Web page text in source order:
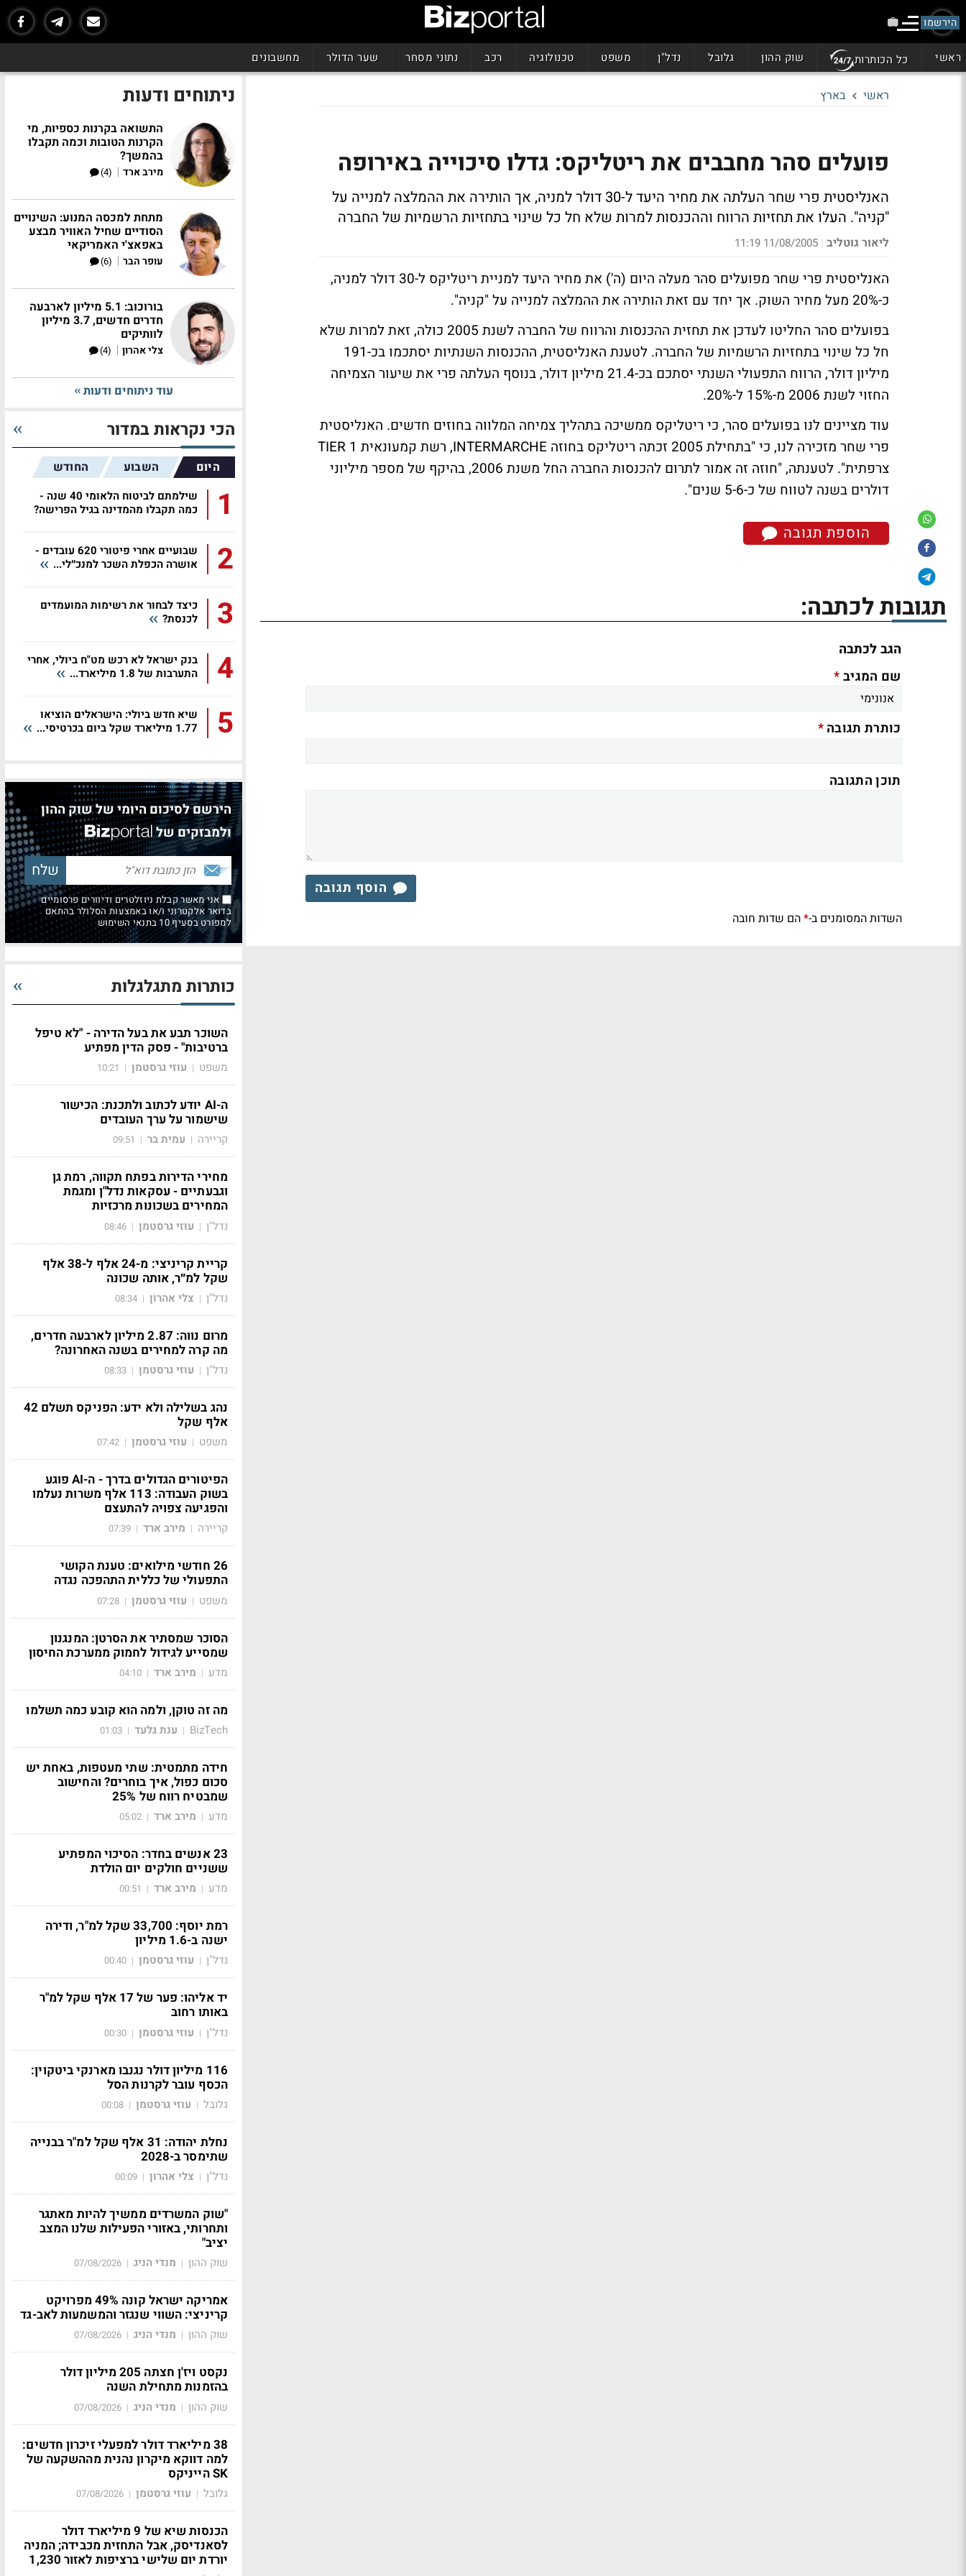
הירשמו
ראשי כל הכותרות שוק ההון גלובל נדל"ן משפט טכנולוגיה רכב נתוני מסחר שער הדולר מחשבונים
ראשי בארץ
פועלים סהר מחבבים את ריטליקס: גדלו סיכוייה באירופה
האנליסטית פרי שחר העלתה את מחיר היעד ל-30 דולר למניה, אך הותירה את ההמלצה למנייה על
"קניה". העלו את תחזיות הרווח וההכנסות למרות שלא חל כל שינוי בתחזיות הרשמיות של החברה
ליאור גוטליב |
11/08/2005 11:19
האנליסטית פרי שחר מפועלים סהר מעלה היום (ה') את מחיר היעד למניית ריטליקס ל-30 דולר למניה,
כ-20% מעל מחיר השוק. אך יחד עם זאת הותירה את ההמלצה למנייה על "קניה".
בפועלים סהר החליטו לעדכן את תחזית ההכנסות והרווח של החברה לשנת 2005 כולה, זאת למרות שלא
חל כל שינוי בתחזיות הרשמיות של החברה. לטענת האנליסטית, ההכנסות השנתיות יסתכמו בכ-191
מיליון דולר, הרווח התפעולי השנתי יסתכם בכ-21.4 מיליון דולר, בנוסף העלתה פרי את שיעור הצמיחה
החזוי לשנת 2006 מ-15% ל-20%.
עוד מציינים לנו בפועלים סהר, כי ריטליקס ממשיכה בתהליך צמיחה המלווה בחוזים חדשים. האנליסטית
פרי שחר מזכירה לנו, כי "בתחילת 2005 זכתה ריטליקס בחוזה INTERMARCHE, רשת קמעונאית TIER 1
צרפתית". לטענתה, "חוזה זה אמור לתרום להכנסות החברה החל משנת 2006, בהיקף של מספר מיליוני
דולרים בשנה לטווח של כ-5-6 שנים".
הוספת תגובה
תגובות לכתבה:
הגב לכתבה
שם המגיב*
כותרת תגובה*
תוכן התגובה
הוסף תגובה
השדות המסומנים ב-*הם שדות חובה
ניתוחים ודעות
התשואה בקרנות כספיות, מי
הקרנות הטובות וכמה תקבלו
בהמשך?
מירב ארד |
(4)
מתחת למכסה המנוע: השינויים
הסודיים שחיל האוויר מבצע
באפאצ'י האמריקאי
עופר הבר |
(6)
בורוכוב: 5.1 מיליון לארבעה
חדרים חדשים, 3.7 מיליון
לוותיקים
צלי אהרון |
(4)
עוד ניתוחים ודעות
הכי נקראות במדור
היום השבוע החודש
1
שילמתם לביטוח הלאומי 40 שנה -
כמה תקבלו מהמדינה בגיל הפרישה?
2
שבועיים אחרי פיטורי 620 עובדים -
אושרה הכפלת השכר למנכ״לי...
3
כיצד לבחור את רשימות המועמדים
לכנסת?
4
בנק ישראל לא רכש מט"ח ביולי, אחרי
התערבות של 1.8 מיליארד...
5
שיא חדש ביולי: הישראלים הוציאו
1.77 מיליארד שקל ביום בכרטיסי...
הירשם לסיכום היומי של שוק ההון
ולמבזקים של
אני מאשר קבלת ניוזלטרים ודיוורים פרסומיים
בדואר אלקטרוני ו/או באמצעות הסלולר בהתאם
למפורט בסעיף 10 בתנאי השימוש
כותרות מתגלגלות
השוכר תבע את בעל הדירה - "לא טיפל
ברטיבות" - פסק הדין מפתיע
משפט | עוזי גרסטמן |
10:21
ה-AI יודע לכתוב ולתכנת: הכישור
שישמור על ערך העובדים
קריירה | עמית בר |
09:51
מחירי הדירות בפתח תקווה, רמת גן
וגבעתיים - עסקאות נדל"ן ומגמת
המחירים בשכונות מרכזיות
נדל"ן | עוזי גרסטמן |
08:46
קריית קריניצי: מ-24 אלף ל-38 אלף
שקל למ״ר, אותה שכונה
נדל"ן | צלי אהרון |
08:34
מרום נווה: 2.87 מיליון לארבעה חדרים,
מה קרה למחירים בשנה האחרונה?
נדל"ן | עוזי גרסטמן |
08:33
נהג בשלילה ולא ידע: הפניקס תשלם 42
אלף שקל
משפט | עוזי גרסטמן |
07:42
הפיטורים הגדולים בדרך - ה-AI פוגע
בשוק העבודה: 113 אלף משרות נעלמו
והפגיעה צפויה להתעצם
קריירה | מירב ארד |
07:39
26 חודשי מילואים: טענת הקושי
התפעולי של כללית התהפכה נגדה
משפט | עוזי גרסטמן |
07:28
הסוכר שמסתיר את הסרטן: המנגנון
שמסייע לגידול לחמוק ממערכת החיסון
מדע | מירב ארד |
04:10
מה זה טוקן, ולמה הוא קובע כמה תשלמו
BizTech
| ענת גלעד |
01:03
חידה מתמטית: שתי מעטפות, באחת יש
סכום כפול, איך בוחרים? והחישוב
שמבטיח רווח של 25%
מדע | מירב ארד |
05:02
23 אנשים בחדר: הסיכוי המפתיע
ששניים חולקים יום הולדת
מדע | מירב ארד |
00:51
רמת יוסף: 33,700 שקל למ"ר, ודירה
ישנה ב-1.6 מיליון
נדל"ן | עוזי גרסטמן |
00:40
יד אליהו: פער של 17 אלף שקל למ"ר
באותו רחוב
נדל"ן | עוזי גרסטמן |
00:30
116 מיליון דולר נגנבו מארנקי ביטקוין:
הכסף עובר לקרנות הסל
גלובל | עוזי גרסטמן |
00:08
נחלת יהודה: 31 אלף שקל למ"ר בבנייה
שתימסר ב-2028
נדל"ן | צלי אהרון |
00:09
"שוק המשרדים ממשיך להיות מאתגר
ותחרותי, באזורי הפעילות שלנו המצב
יציב"
שוק ההון | מנדי הניג |
07/08/2026
אמריקה ישראל קונה 49% מפרויקט
קריניצי: השווי שנגזר והמשמעות לאב-גד
שוק ההון | מנדי הניג |
07/08/2026
נקסט ויז'ן חצתה 205 מיליון דולר
בהזמנות מתחילת השנה
שוק ההון | מנדי הניג |
07/08/2026
38 מיליארד דולר למפעלי זיכרון חדשים:
למה דווקא מיקרון נהנית מההשקעה של
SK הייניקס
גלובל | עוזי גרסטמן |
07/08/2026
הכנסות שיא של 9 מיליארד דולר
לסאנדיסק, אבל התחזית מכבידה; המניה
יורדת יום שלישי ברציפות לאזור 1,230